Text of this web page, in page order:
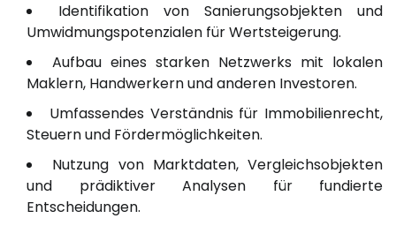
Identifikation von Sanierungsobjekten und
Umwidmungspotenzialen für Wertsteigerung.
Aufbau eines starken Netzwerks mit lokalen
Maklern, Handwerkern und anderen Investoren.
Umfassendes Verständnis für Immobilienrecht,
Steuern und Fördermöglichkeiten.
Nutzung von Marktdaten, Vergleichsobjekten
und prädiktiver Analysen für fundierte
Entscheidungen.